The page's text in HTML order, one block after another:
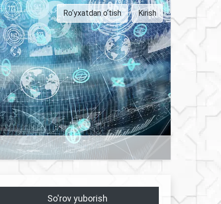
Ro‘yxatdan o‘tish Kirish
So'rov yuborish